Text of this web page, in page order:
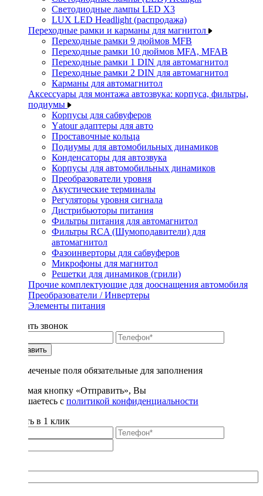
Светодиодные лампы LED X3
LUX LED Headlight (распродажа)
Переходные рамки и карманы для магнитол
Переходные рамки 9 дюймов MFB
Переходные рамки 10 дюймов MFA, MFAB
Переходные рамки 1 DIN для автомагнитол
Переходные рамки 2 DIN для автомагнитол
Карманы для автомагнитол
Аксессуары для монтажа автозвука: корпуса, фильтры,
подиумы
Корпусы для сабвуферов
Yаtour адаптеры для авто
Проставочные кольца
Подиумы для автомобильных динамиков
Конденсаторы для автозвука
Корпусы для автомобильных динамиков
Преобразователи уровня
Акустические терминалы
Регуляторы уровня сигнала
Дистрибьюторы питания
Фильтры питания для автомагнитол
Фильтры RCA (Шумоподавители) для
автомагнитол
Фазоинверторы для сабвуферов
Микрофоны для магнитол
Решетки для динамиков (грили)
Прочие комплектующие для дооснащения автомобиля
Преобразователи / Инвертеры
Элементы питания
Заказать звонок
Отправить
* - отмеченые поля обязательные для заполнения
Нажимая кнопку «Отправить», Вы
соглашаетесь с политикой конфиденциальности
Купить в 1 клик